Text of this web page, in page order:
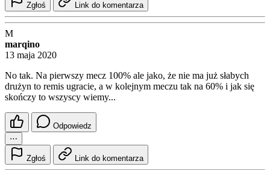
Zgłoś Link do komentarza
M
marqino
13 maja 2020
No tak. Na pierwszy mecz 100% ale jako, że nie ma już słabych
drużyn to remis ugracie, a w kolejnym meczu tak na 60% i jak się
skończy to wszyscy wiemy...
Odpowiedz
⋯
Zgłoś Link do komentarza